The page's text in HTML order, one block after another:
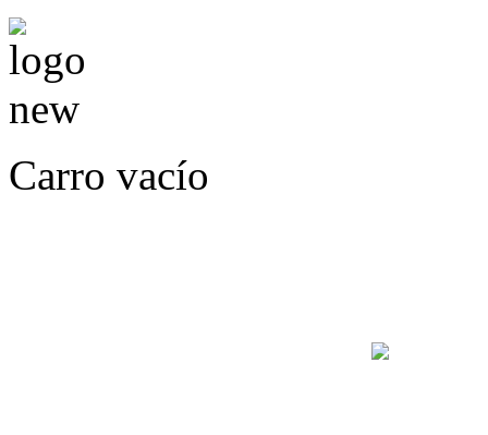
Carro vacío